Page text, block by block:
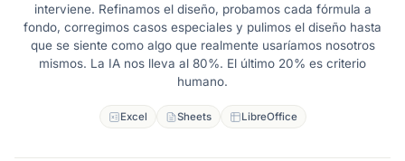
interviene. Refinamos el diseño, probamos cada fórmula a
fondo, corregimos casos especiales y pulimos el diseño hasta
que se siente como algo que realmente usaríamos nosotros
mismos. La IA nos lleva al 80%. El último 20% es criterio
humano.
Excel Sheets LibreOffice